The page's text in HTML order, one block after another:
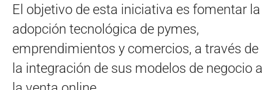
El objetivo de esta iniciativa es fomentar la
adopción tecnológica de pymes,
emprendimientos y comercios, a través de
la integración de sus modelos de negocio a